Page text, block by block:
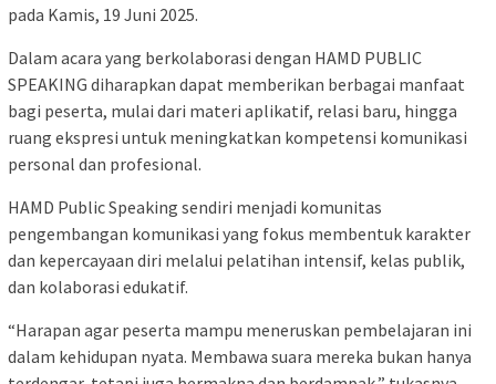
pada Kamis, 19 Juni 2025.
Dalam acara yang berkolaborasi dengan HAMD PUBLIC
SPEAKING diharapkan dapat memberikan berbagai manfaat
bagi peserta, mulai dari materi aplikatif, relasi baru, hingga
ruang ekspresi untuk meningkatkan kompetensi komunikasi
personal dan profesional.
HAMD Public Speaking sendiri menjadi komunitas
pengembangan komunikasi yang fokus membentuk karakter
dan kepercayaan diri melalui pelatihan intensif, kelas publik,
dan kolaborasi edukatif.
“Harapan agar peserta mampu meneruskan pembelajaran ini
dalam kehidupan nyata. Membawa suara mereka bukan hanya